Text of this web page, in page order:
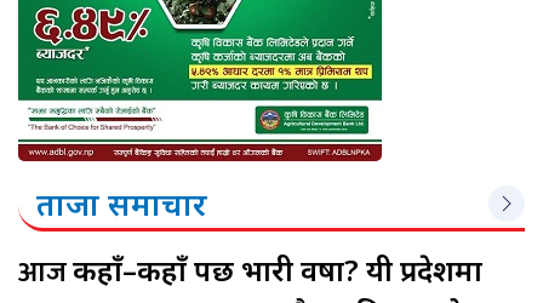
ताजा समाचार
आजकहाँ–कहाँ पर्छ भारी वर्षा? यी प्रदेशमा